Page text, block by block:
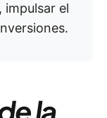
impulsar el
la